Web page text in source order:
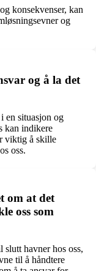
konsekvenser, kan
og
og å la det
en situasjon og
kan indikere
viktig å skille
oss.
om at det
oss som
slutt havner hos oss,
til å håndtere